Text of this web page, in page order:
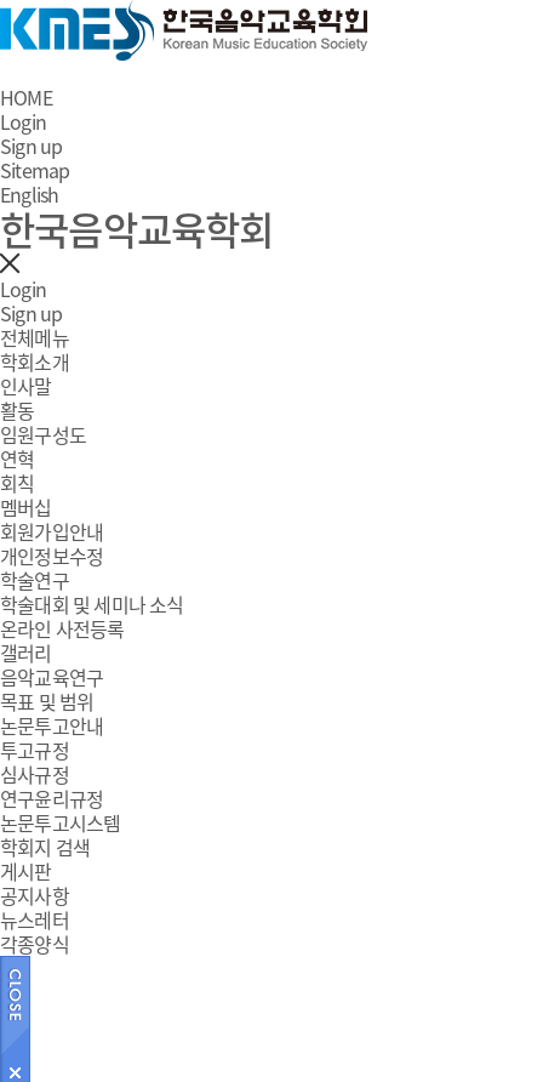
HOME
Login
Sign up
Sitemap
English
한국음악교육학회
Login
Sign up
전체메뉴
학회소개
인사말
활동
임원구성도
연혁
회칙
멤버십
회원가입안내
개인정보수정
학술연구
학술대회 및 세미나 소식
온라인 사전등록
갤러리
음악교육연구
목표 및 범위
논문투고안내
투고규정
심사규정
연구윤리규정
논문투고시스템
학회지 검색
게시판
공지사항
뉴스레터
각종양식